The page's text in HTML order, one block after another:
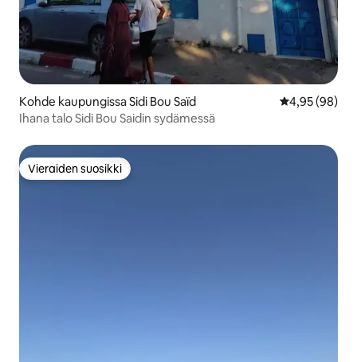
Kohde kaupungissa Sidi Bou Saïd
4,95 (98)
Ihana talo Sidi Bou Saidin sydämessä
Vieraiden suosikki
Vieraiden suosikki